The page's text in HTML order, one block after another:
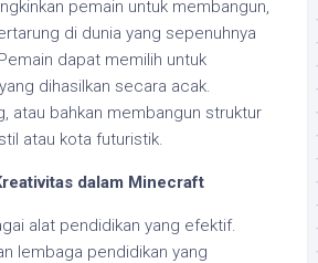
pemain untuk membangun,
di dunia yang sepenuhnya
dapat memilih untuk
dihasilkan secara acak.
atau bahkan membangun struktur
atau kota futuristik.
dalam Minecraft
alat pendidikan yang efektif.
lembaga pendidikan yang